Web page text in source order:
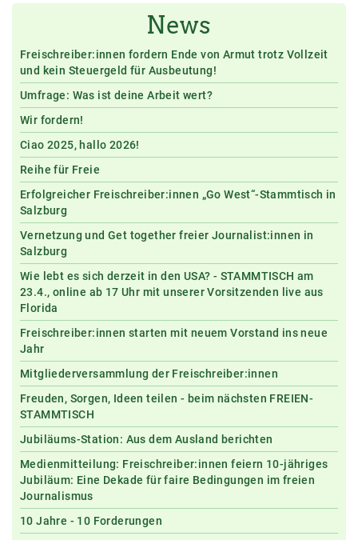
News
Freischreiber:innen fordern Ende von Armut trotz Vollzeit
und kein Steuergeld für Ausbeutung!
Umfrage: Was ist deine Arbeit wert?
Wir fordern!
Ciao 2025, hallo 2026!
Reihe für Freie
Erfolgreicher Freischreiber:innen „Go West“-Stammtisch in
Salzburg
Vernetzung und Get together freier Journalist:innen in
Salzburg
Wie lebt es sich derzeit in den USA? - STAMMTISCH am
23.4., online ab 17 Uhr mit unserer Vorsitzenden live aus
Florida
Freischreiber:innen starten mit neuem Vorstand ins neue
Jahr
Mitgliederversammlung der Freischreiber:innen
Freuden, Sorgen, Ideen teilen - beim nächsten FREIEN-
STAMMTISCH
Jubiläums-Station: Aus dem Ausland berichten
Medienmitteilung: Freischreiber:innen feiern 10-jähriges
Jubiläum: Eine Dekade für faire Bedingungen im freien
Journalismus
10 Jahre - 10 Forderungen